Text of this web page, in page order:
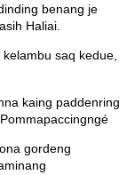
benang je
Haliai.
saq kedue,
kaing paddenring
gordeng